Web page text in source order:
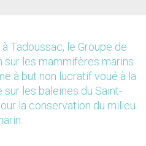
Tadoussac, le Groupe de
sur les mammifères marins
à but non lucratif voué à la
les baleines du Saint-
la conservation du milieu